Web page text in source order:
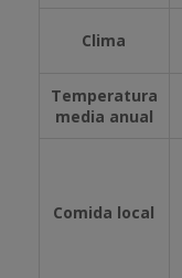
Clima
Temperatura
media anual
Comida local